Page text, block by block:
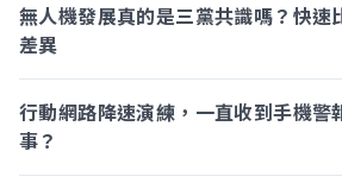
無人機發展真的是三黨共識嗎？快速
差異
行動網路降速演練，一直收到手機警
事？